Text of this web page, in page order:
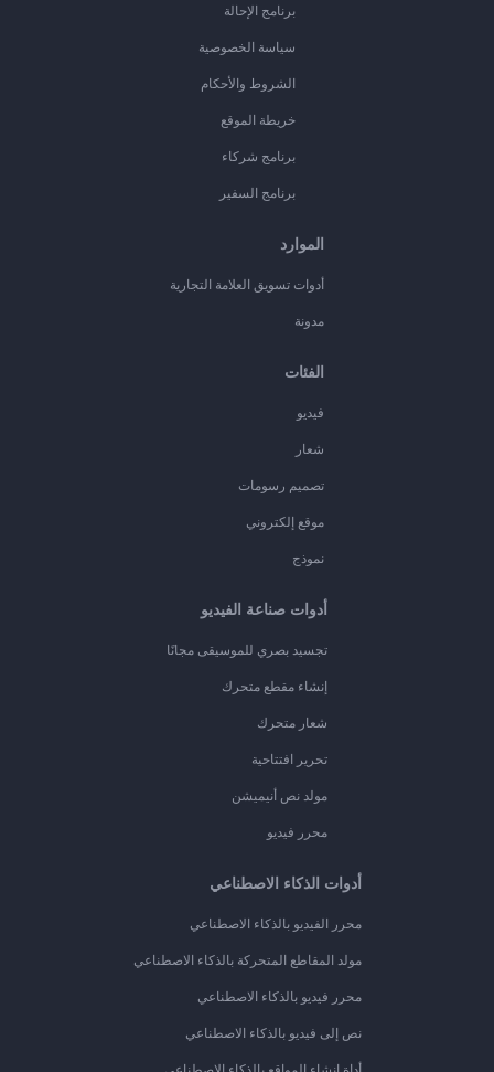
برنامج الإحالة
سياسة الخصوصية
الشروط والأحكام
خريطة الموقع
برنامج شركاء
برنامج السفير
الموارد
أدوات تسويق العلامة التجارية
مدونة
الفئات
فيديو
شعار
تصميم رسومات
موقع إلكتروني
نموذج
أدوات صناعة الفيديو
تجسيد بصري للموسيقى مجانًا
إنشاء مقطع متحرك
شعار متحرك
تحرير افتتاحية
مولد نص أنيميشن
محرر فيديو
أدوات الذكاء الاصطناعي
محرر الفيديو بالذكاء الاصطناعي
مولد المقاطع المتحركة بالذكاء الاصطناعي
محرر فيديو بالذكاء الاصطناعي
نص إلى فيديو بالذكاء الاصطناعي